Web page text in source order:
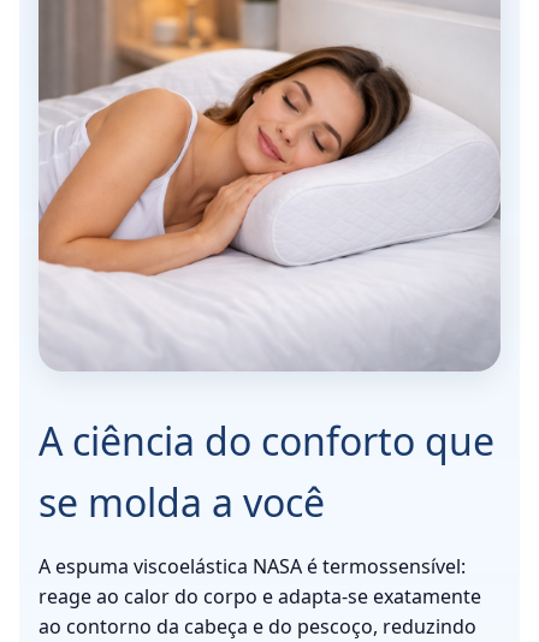
A ciência do conforto que
se molda a você
A espuma viscoelástica NASA é termossensível:
reage ao calor do corpo e adapta-se exatamente
ao contorno da cabeça e do pescoço, reduzindo